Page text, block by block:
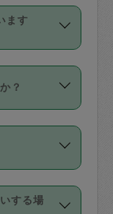
ます
時間を
能をご
だくに
。な
等はござ
？
さん自
。
は制限
の平均
Visa／
する場